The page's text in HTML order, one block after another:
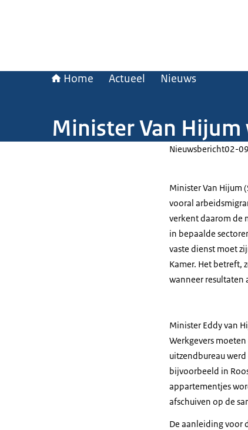
Home Actueel Nieuws
Minister Van
Nieuwsbericht02-
Minister Van Hijum
vooral
verkent daarom de
in bepaalde
vaste dienst moet
Kamer. Het betreft,
wanneer resultaten
Minister Eddy van
Werkgevers
uitzendbureau
bijvoorbeeld in
appartementjes
afschuiven op de
De aanleiding voor